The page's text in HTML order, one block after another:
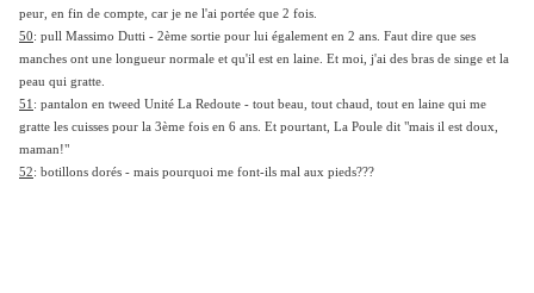
peur, en fin de compte, car je ne l'ai portée que 2 fois.
50: pull Massimo Dutti - 2ème sortie pour lui également en 2 ans. Faut dire que ses
manches ont une longueur normale et qu'il est en laine. Et moi, j'ai des bras de singe et la
peau qui gratte.
51 : pantalon en tweed Unité La Redoute - tout beau, tout chaud, tout en laine qui me
gratte les cuisses pour la 3ème fois en 6 ans. Et pourtant, La Poule dit "mais il est doux,
maman!"
52: botillons dorés - mais pourquoi me font-ils mal aux pieds???